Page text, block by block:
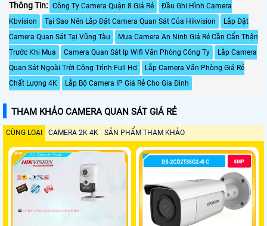
Thông Tin: Công Ty Camera Quận 8 Giá Rẻ
Đầu Ghi Hình Camera
Kbvision
Tại Sao Nên Lắp Đặt Camera Quan Sát Của Hikvision
Lắp Đặt
Camera Quan Sát Tại Vũng Tàu
Mua Camera An Ninh Giá Rẻ Cần Cẩn Thận
Trước Khi Mua
Camera Quan Sát Ip Wifi Văn Phòng Công Ty
Lắp Camera
Quan Sát Ngoài Trời Công Trình Full Hd
Lắp Camera Văn Phòng Giá Rẻ
Chất Lượng 4K
Lắp Bộ Camera IP Giá Rẻ Cho Gia Đình
THAM KHẢO CAMERA QUAN SÁT GIÁ RẺ
CÙNG LOẠI CAMERA 2K 4K SẢN PHẨM THAM KHẢO